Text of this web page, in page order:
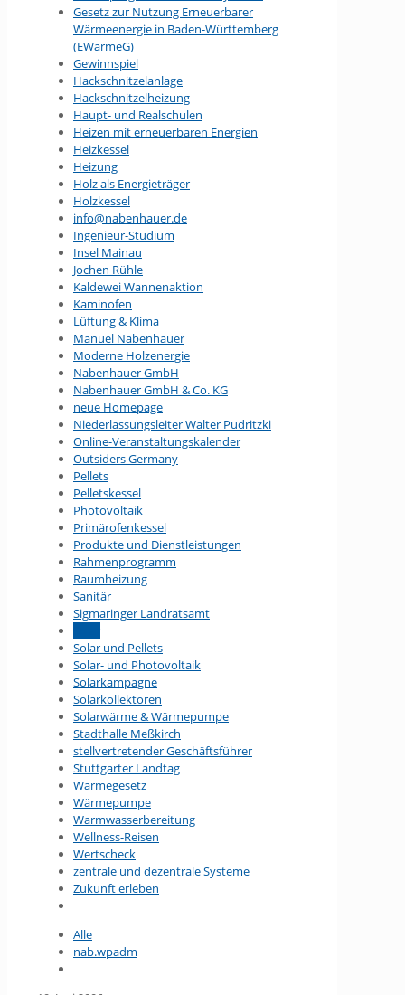
Gesetz zur Nutzung Erneuerbarer
Wärmeenergie in Baden-Württemberg
(EWärmeG)
Gewinnspiel
Hackschnitzelanlage
Hackschnitzelheizung
Haupt- und Realschulen
Heizen mit erneuerbaren Energien
Heizkessel
Heizung
Holz als Energieträger
Holzkessel
info@nabenhauer.de
Ingenieur-Studium
Insel Mainau
Jochen Rühle
Kaldewei Wannenaktion
Kaminofen
Lüftung & Klima
Manuel Nabenhauer
Moderne Holzenergie
Nabenhauer GmbH
Nabenhauer GmbH & Co. KG
neue Homepage
Niederlassungsleiter Walter Pudritzki
Online-Veranstaltungs­kalender
Outsiders Germany
Pellets
Pelletskessel
Photovoltaik
Primärofenkessel
Produkte und Dienstleistungen
Rahmenprogramm
Raumheizung
Sanitär
Sigmaringer Landratsamt
Solar und Pellets
Solar- und Photovoltaik
Solarkampagne
Solarkollektoren
Solarwärme & Wärmepumpe
Stadthalle Meßkirch
stellvertretender Geschäftsführer
Stuttgarter Landtag
Wärmegesetz
Wärmepumpe
Warmwasserbereitung
Wellness-Reisen
Wertscheck
zentrale und dezentrale Systeme
Zukunft erleben
Alle
nab.wpadm